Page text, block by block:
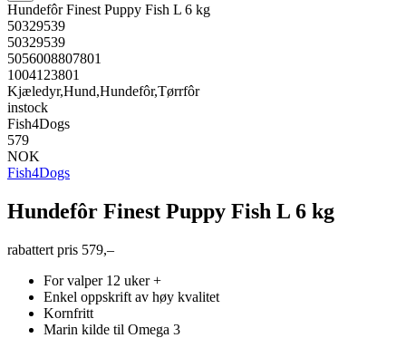
Hundefôr Finest Puppy Fish L 6 kg
50329539
50329539
5056008807801
1004123801
Kjæledyr,Hund,Hundefôr,Tørrfôr
instock
Fish4Dogs
579
NOK
Fish4Dogs
Hundefôr Finest Puppy Fish L 6 kg
rabattert pris 579,–
For valper 12 uker +
Enkel oppskrift av høy kvalitet
Kornfritt
Marin kilde til Omega 3